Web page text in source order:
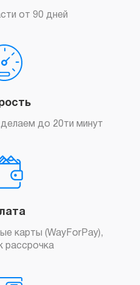
от 90 дней
до 20ти минут
карты (WayForPay),
рассрочка